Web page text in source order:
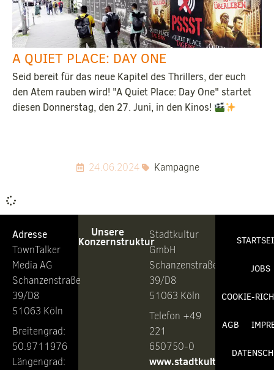
A QUIET PLACE: DAY ONE
Seid bereit für das neue Kapitel des Thrillers, der euch
den Atem rauben wird! "A Quiet Place: Day One" startet
diesen Donnerstag, den 27. Juni, in den Kinos!
24.06.2024 Kampagne
Adresse
TownTalker
Media AG
Schanzenstraße
39/D8
51063 Köln
Breitengrad:
50.9711976
Längengrad:
Unsere
Konzernstruktur
Stadtkultur
GmbH
Schanzenstraße
39/D8
51063 Köln
Telefon +49
221
650750-0
www.stadtkultur.de
JOBS
COOKIE-
AGB